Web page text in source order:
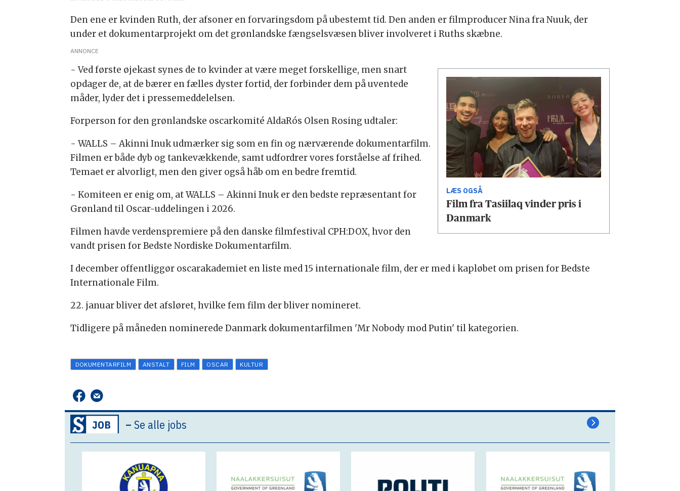
Den ene er kvinden Ruth, der afsoner en forvaringsdom på ubestemt tid. Den anden er filmproducer Nina fra Nuuk, der
under et dokumentarprojekt om det grønlandske fængselsvæsen bliver involveret i Ruths skæbne.
ANNONCE
LÆS OGSÅ
Film fra Tasiilaq vinder pris i
Danmark
- Ved første øjekast synes de to kvinder at være meget forskellige, men snart
opdager de, at de bærer en fælles dyster fortid, der forbinder dem på uventede
måder, lyder det i pressemeddelelsen.
Forperson for den grønlandske oscarkomité AldaRós Olsen Rosing udtaler:
- WALLS – Akinni Inuk udmærker sig som en fin og nærværende dokumentarfilm.
Filmen er både dyb og tankevækkende, samt udfordrer vores forståelse af frihed.
Temaet er alvorligt, men den giver også håb om en bedre fremtid.
- Komiteen er enig om, at WALLS – Akinni Inuk er den bedste repræsentant for
Grønland til Oscar-uddelingen i 2026.
Filmen havde verdenspremiere på den danske filmfestival CPH:DOX, hvor den
vandt prisen for Bedste Nordiske Dokumentarfilm.
I december offentliggør oscarakademiet en liste med 15 internationale film, der er med i kapløbet om prisen for Bedste
Internationale Film.
22. januar bliver det afsløret, hvilke fem film der bliver nomineret.
Tidligere på måneden nominerede Danmark dokumentarfilmen 'Mr Nobody mod Putin' til kategorien.
DOKUMENTARFILM ANSTALT FILM OSCAR KULTUR
– Se alle jobs